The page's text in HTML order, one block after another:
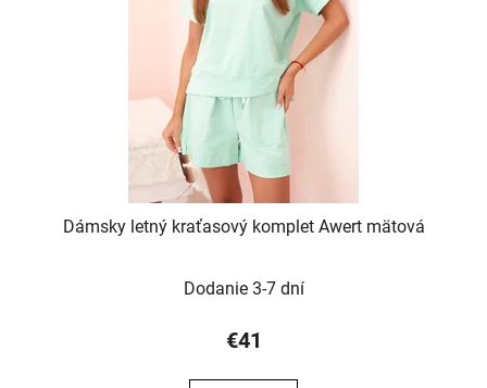
Dámsky letný kraťasový komplet Awert mätová
Dodanie 3-7 dní
€41